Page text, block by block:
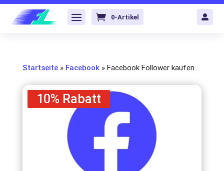
0-Artikel 
Startseite» Facebook» Facebook Follower kaufen
10% Rabatt